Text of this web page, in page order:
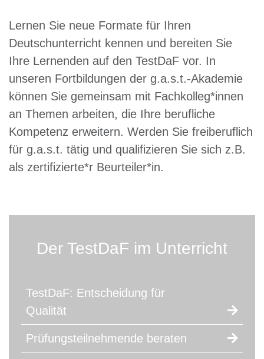
Lernen Sie neue Formate für Ihren
Deutschunterricht kennen und bereiten Sie
Ihre Lernenden auf den TestDaF vor. In
unseren Fortbildungen der g.a.s.t.-Akademie
können Sie gemeinsam mit Fachkolleg*innen
an Themen arbeiten, die Ihre berufliche
Kompetenz erweitern. Werden Sie freiberuflich
für g.a.s.t. tätig und qualifizieren Sie sich z.B.
als zertifizierte*r Beurteiler*in.
Der TestDaF im Unterricht
TestDaF: Entscheidung für
Qualität
Prüfungsteilnehmende beraten